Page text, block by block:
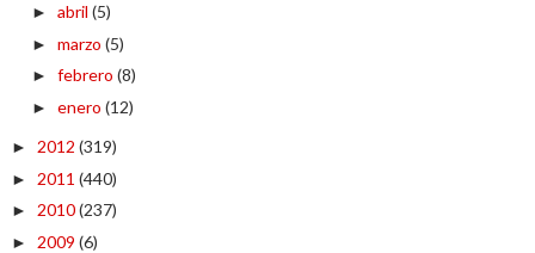
► abril (5)
► marzo (5)
► febrero (8)
► enero (12)
► 2012 (319)
► 2011 (440)
► 2010(237)
► 2009 (6)